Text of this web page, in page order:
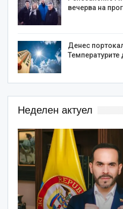
вечерва на
Денес
Температурите
Неделен актуел